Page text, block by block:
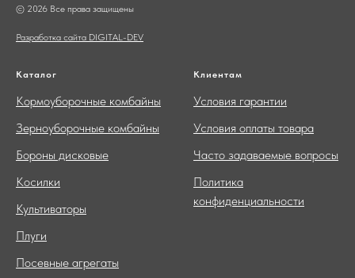
© 2026 Все права защищены
Разработка сайта DIGITAL-DEV
Каталог
Кормоуборочные комбайны
Зерноуборочные комбайны
Бороны дисковые
Косилки
Культиваторы
Плуги
Посевные агрегаты
Клиентам
Условия гарантии
Условия оплаты товара
Часто задаваемые вопросы
Политика
конфиденциальности